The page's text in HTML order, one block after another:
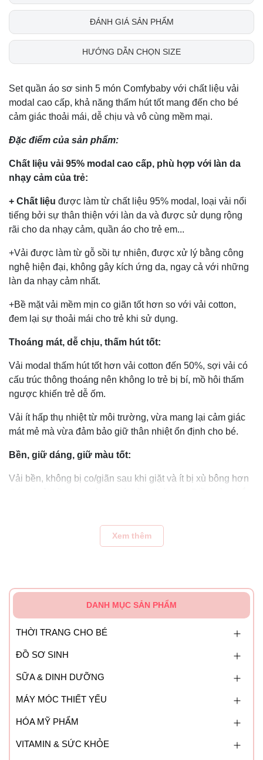
ĐÁNH GIÁ SẢN PHẨM
HƯỚNG DẪN CHỌN SIZE
Set quần áo sơ sinh 5 món Comfybaby với chất liệu vải
modal cao cấp, khả năng thấm hút tốt mang đến cho bé
cảm giác thoải mái, dễ chịu và vô cùng mềm mại.
Đặc điểm của sản phẩm:
Chất liệu vải 95% modal cao cấp, phù hợp với làn da
nhạy cảm của trẻ:
+ Chất liệu được làm từ chất liệu 95% modal, loại vải nổi
tiếng bởi sự thân thiện với làn da và được sử dụng rộng
rãi cho da nhạy cảm, quần áo cho trẻ em...
+Vải được làm từ gỗ sồi tự nhiên, được xử lý bằng công
nghệ hiện đại, không gây kích ứng da, ngay cả với những
làn da nhạy cảm nhất.
+Bề mặt vải mềm mịn co giãn tốt hơn so với vải cotton,
đem lại sự thoải mái cho trẻ khi sử dụng.
Thoáng mát, dễ chịu, thấm hút tốt:
Vải modal thấm hút tốt hơn vải cotton đến 50%, sợi vải có
cấu trúc thông thoáng nên không lo trẻ bị bí, mồ hôi thấm
ngược khiến trẻ dễ ốm.
Vải ít hấp thụ nhiệt từ môi trường, vừa mang lại cảm giác
mát mẻ mà vừa đảm bảo giữ thân nhiệt ổn định cho bé.
Bền, giữ dáng, giữ màu tốt:
Vải bền, không bị co/giãn sau khi giặt và ít bị xù bông hơn
Vải modal giữ màu tốt, không dễ phai màu khi giặt.
Xem thêm
DANH MỤC SẢN PHẨM
THỜI TRANG CHO BÉ
ĐỒ SƠ SINH
SỮA & DINH DƯỠNG
MÁY MÓC THIẾT YẾU
HÓA MỸ PHẨM
VITAMIN & SỨC KHỎE